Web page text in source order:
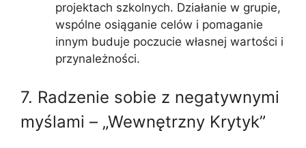
projektach szkolnych. Działanie w grupie,
wspólne osiąganie celów i pomaganie
innym buduje poczucie własnej wartości i
przynależności.
7. Radzenie sobie z negatywnymi
myślami – „Wewnętrzny Krytyk”